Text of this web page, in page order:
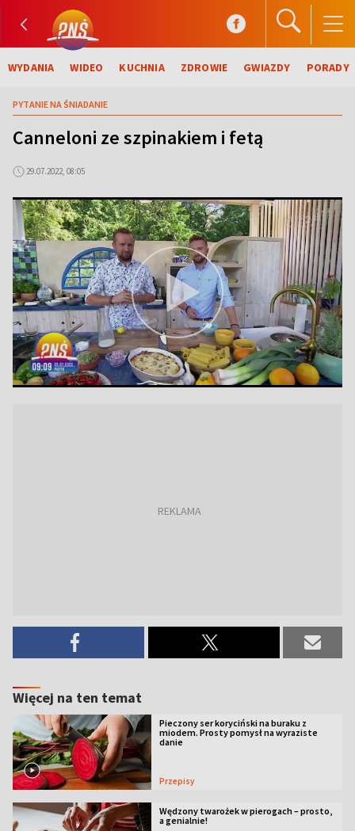
WYDANIA WIDEO KUCHNIA ZDROWIE GWIAZDY PORADY
PYTANIE NA ŚNIADANIE
Canneloni ze szpinakiem i fetą
29.07.2022, 08:05
Więcej na ten temat
Pieczony ser koryciński na buraku z
miodem. Prosty pomysł na wyraziste
danie
Przepisy
Wędzony twarożek w pierogach – prosto,
a genialnie!